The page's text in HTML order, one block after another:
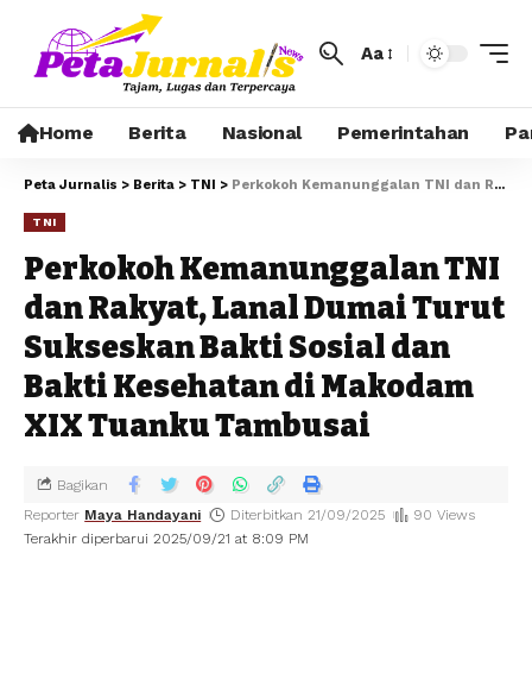
Aa
Home Berita Nasional Pemerintahan
Peta Jurnalis > Berita > TNI > Perkokoh Kemanunggalan TNI dan Rakyat, Lanal Dumai Turut Sukseskan Bakti Sosial dan Bakti Kesehatan di Makodam XIX Tuanku Tambusai
TNI
Perkokoh Kemanunggalan TNI
dan Rakyat, Lanal Dumai Turut
Sukseskan Bakti Sosial dan
Bakti Kesehatan di Makodam
XIX Tuanku Tambusai
Terakhir diperbarui 2025/09/21 at 8:09 PM
Reporter Maya Handayani Diterbitkan 21/09/2025 90 Views
Bagikan